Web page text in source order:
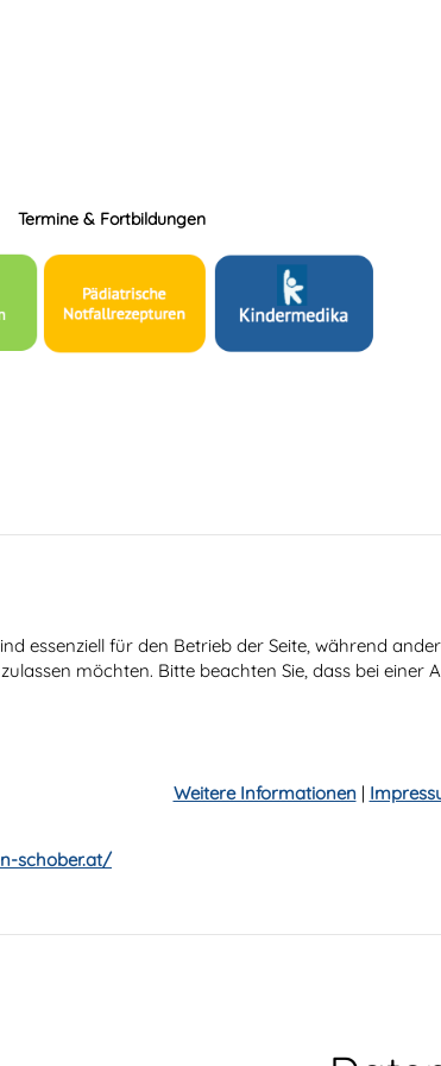
Termine & Fortbildungen
schober.at/
essenziell für den Betrieb der Seite, während
möchten. Bitte beachten Sie, dass bei
Weitere Informationen|